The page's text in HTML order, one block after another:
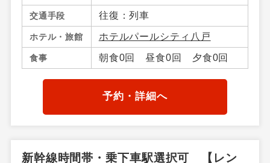
交通手段 往復：列車
ホテル・旅館 ホテルパールシティ八戸
食事 朝食0回 昼食0回 夕食0回
予約・詳細へ
新幹線時間帯・乗下車駅選択可 【レン